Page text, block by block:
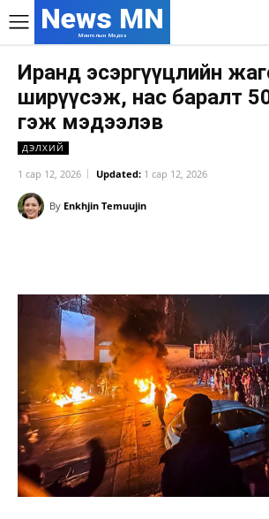
News MN
Монголын Мэдээ
Иранд эсэргүүцлийн
ширүүсэж, нас баралт
гэж мэдээлэв
ДЭЛХИЙ
1 сар 12, 2026 Updated: 1 сар 12, 2026
By Enkhjin Temuujin